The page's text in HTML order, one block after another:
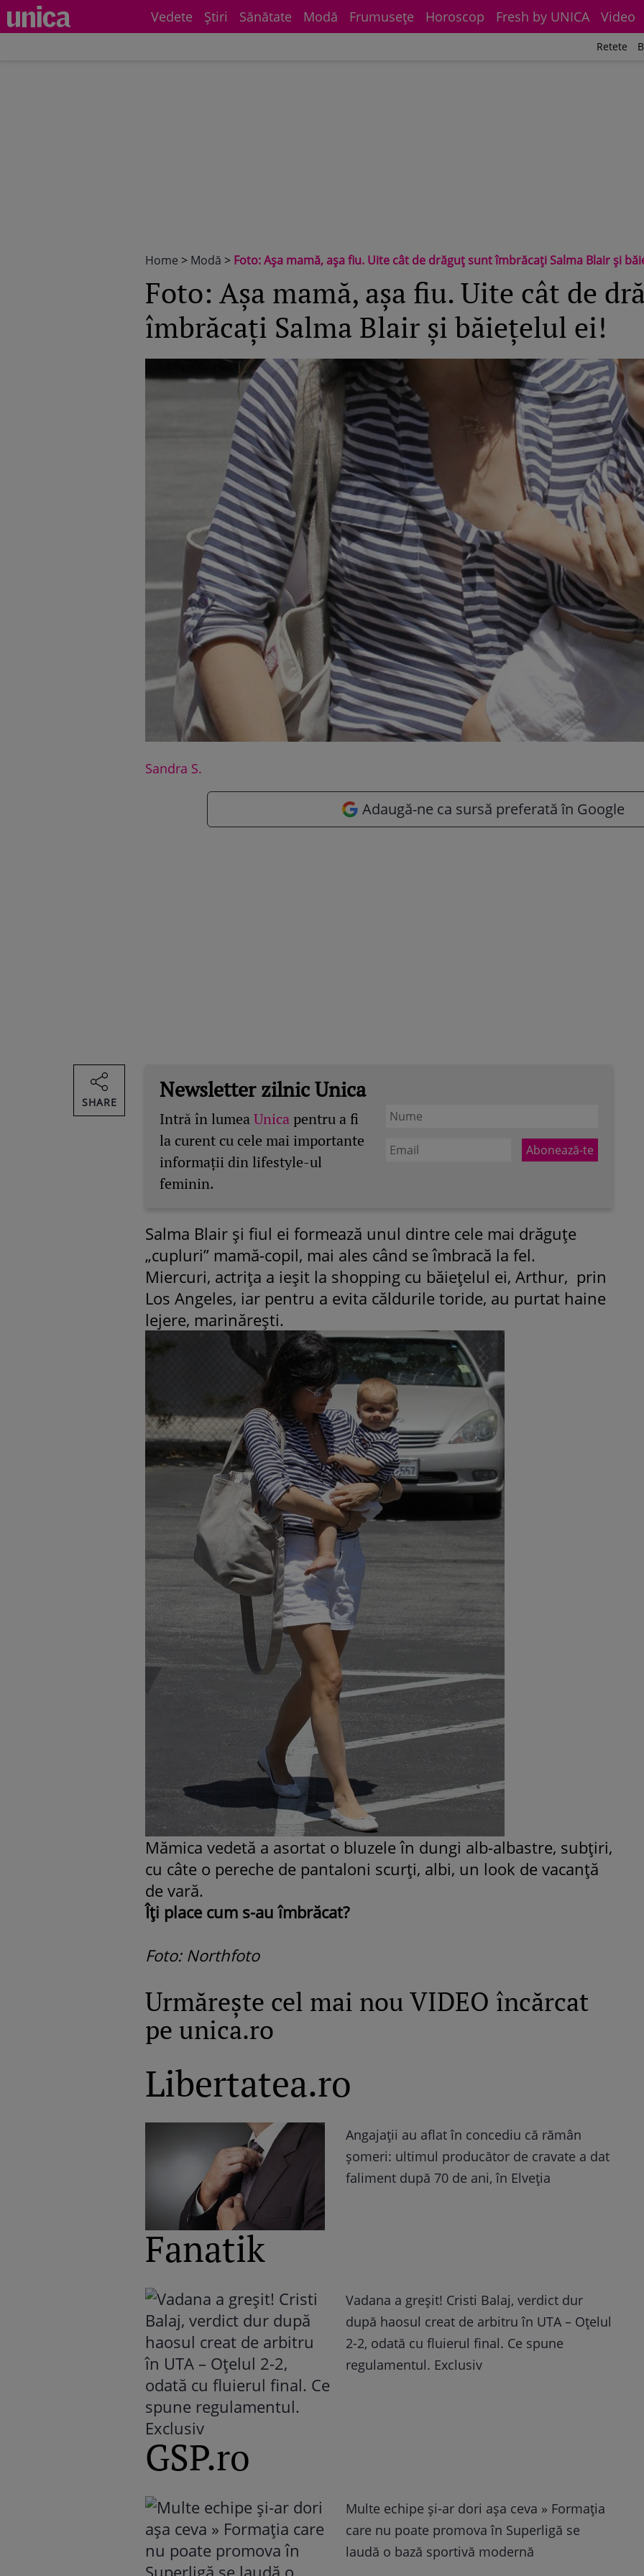
Vedete Știri Sănătate Modă Frumuseţe Horoscop Fresh by UNICA Video
Retete
Home > Modă > Foto: Aşa mamă, aşa fiu. Uite cât de drăguţ sunt îmbrăcaţi Salma Blair şi
Foto: Aşa mamă, aşa fiu. Uite cât de
îmbrăcaţi Salma Blair şi băieţelul ei!
Sandra S.
Adaugă-ne ca sursă preferată în Google
Newsletter zilnic Unica
Intră în lumeaUnica pentru a fi
la curent cu cele mai importante
informații din lifestyle-ul
feminin.
Salma Blair şi fiul ei formează unul dintre cele mai drăguţe
„cupluri” mamă-copil, mai ales când se îmbracă la fel.
Miercuri, actriţa a ieşit la shopping cu băieţelul ei, Arthur, prin
Los Angeles, iar pentru a evita căldurile toride, au purtat haine
lejere, marinăreşti.
Mămica vedetă a asortat o bluzele în dungi alb-albastre, subţiri,
cu câte o pereche de pantaloni scurţi, albi, un look de vacanţă
de vară.
Îţi place cum s-au îmbrăcat?
Foto: Northfoto
Urmăreşte cel mai nou VIDEO încărcat
pe unica.ro
Libertatea.ro
Angajații au aflat în concediu că rămân
șomeri: ultimul producător de cravate a dat
faliment după 70 de ani, în Elveția
Fanatik
Vadana a greșit! Cristi Balaj, verdict dur
după haosul creat de arbitru în UTA – Oțelul
2-2, odată cu fluierul final. Ce spune
regulamentul. Exclusiv
GSP.ro
Multe echipe și-ar dori așa ceva » Formația
care nu poate promova în Superligă se
laudă o bază sportivă modernă
SHARE
Fiica Iuliei Albu și a lui Mihai
strălucit la banchet. Mikaela a
purtat o rochie creată de
mamă și i-a împrumutat
Valentino: „M-am simțit ca o
prințesă”